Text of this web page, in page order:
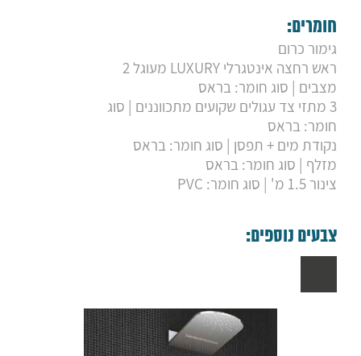
חומרים:
גימור כרום
ראש רחצה אינטגרלי LUXURY מעוגל 2
מצבים | סוג חומר: בראס
3 מתזי צד עגולים שקועים מתכווננים | סוג
חומר: בראס
נקודת מים + תפסן | סוג חומר: בראס
מזלף | סוג חומר: בראס
צינור 1.5 מ' | סוג חומר: PVC
צבעים נוספים: